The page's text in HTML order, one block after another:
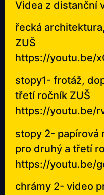
Videa z distanční
řecká
ZUŠ
https://youtu.be/
stopy1- frotáž,
třetí ročník ZUŠ
https://youtu.be/
stopy 2- papírová
pro druhý a třetí
https://youtu.be/
chrámy 2- video